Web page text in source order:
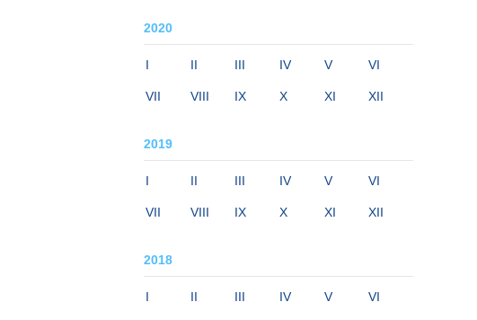
2020
I II III IV V VI
VII VIII IX X XI XII
2019
I II III IV V VI
VII VIII IX X XI XII
2018
I II III IV V VI